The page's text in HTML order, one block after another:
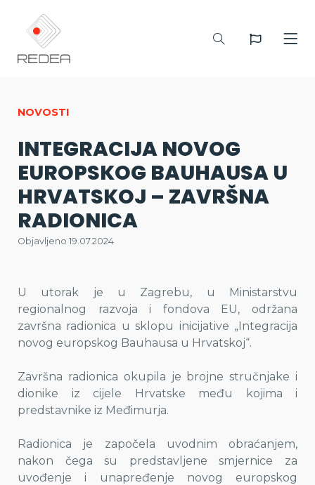
NOVOSTI
INTEGRACIJA NOVOG
EUROPSKOG BAUHAUSA U
HRVATSKOJ – ZAVRŠNA
RADIONICA
Objavljeno 19.07.2024
U utorak je u Zagrebu, u Ministarstvu
regionalnog razvoja i fondova EU, održana
završna radionica u sklopu inicijative „Integracija
novog europskog Bauhausa u Hrvatskoj“.
Završna radionica okupila je brojne stručnjake i
dionike iz cijele Hrvatske među kojima i
predstavnike iz Međimurja.
Radionica je započela uvodnim obraćanjem,
nakon čega su predstavljene smjernice za
uvođenje i unapređenje novog europskog